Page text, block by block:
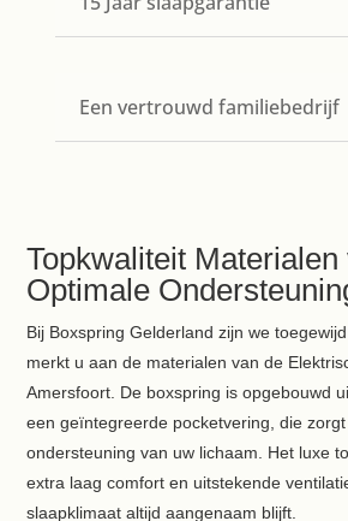
Een vertrouwd familiebedrijf
Topkwaliteit Materialen
Optimale
Bij Boxspring Gelderland zijn we
merkt u aan de materialen van de
Amersfoort. De boxspring is opgebouwd
een geïntegreerde pocketvering, die
ondersteuning van uw lichaam. Het luxe
extra laag comfort en uitstekende
slaapklimaat altijd aangenaam blijft.